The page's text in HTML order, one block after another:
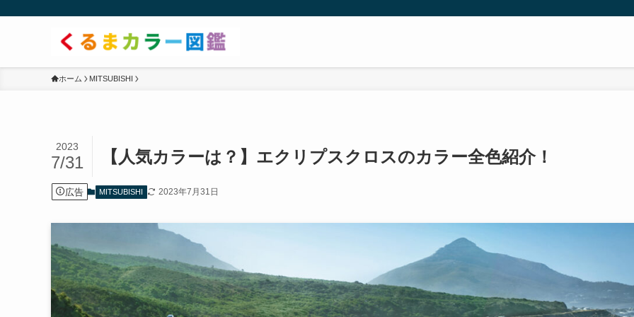
ホーム MITSUBISHI
【人気カラーは？】エクリプスクロスのカラー全色紹介！
2023
7/31
広告 MITSUBISHI 2023年7月31日